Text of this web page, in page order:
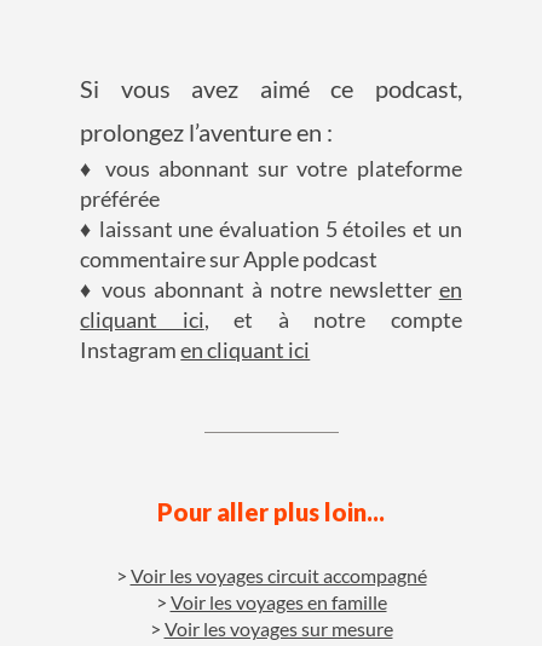
Si vous avez aimé ce podcast,
prolongez l’aventure en :
♦ vous abonnant sur votre plateforme
préférée
♦ laissant une évaluation 5 étoiles et un
commentaire sur Apple podcast
♦ vous abonnant à notre newsletter en
cliquant ici, et à notre compte
Instagramen cliquant ici
Pour aller plus loin...
Voir les voyages circuit accompagné
Voir les voyages en famille
Voir les voyages sur mesure